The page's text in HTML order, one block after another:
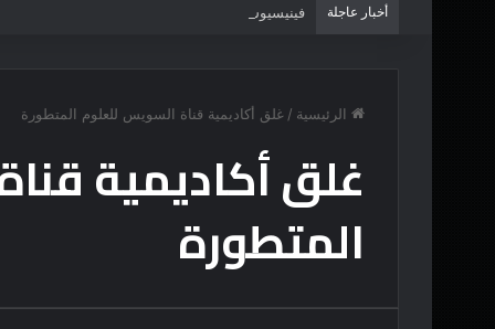
أخبار عاجلة فينيسيوس يمدد تعاقده مع ريال مدريد
الرئيسية / غلق أكاديمية قناة السويس للعلوم المتطورة
غلق أكاديمية
المتطورة